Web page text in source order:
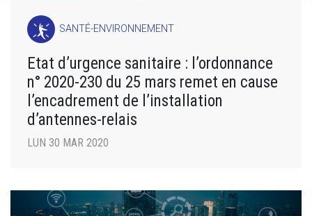
SANTÉ-ENVIRONNEMENT
Etat d’urgence sanitaire : l’ordonnance
n° 2020-230 du 25 mars remet en cause
l’encadrement de l’installation
d’antennes-relais
LUN 30 MAR 2020